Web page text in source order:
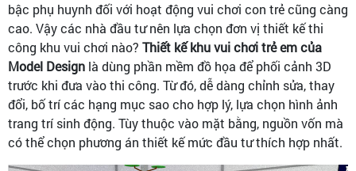
bậc phụ huynh đối với hoạt động vui chơi con trẻ cũng càng
cao. Vậy các nhà đầu tư nên lựa chọn đơn vị thiết kế thi
công khu vui chơi nào? Thiết kế khu vui chơi trẻ em của
Model Design là dùng phần mềm đồ họa để phối cảnh 3D
trước khi đưa vào thi công. Từ đó, dễ dàng chỉnh sửa, thay
đổi, bố trí các hạng mục sao cho hợp lý, lựa chọn hình ảnh
trang trí sinh động. Tùy thuộc vào mặt bằng, nguồn vốn mà
có thể chọn phương án thiết kế mức đầu tư thích hợp nhất.